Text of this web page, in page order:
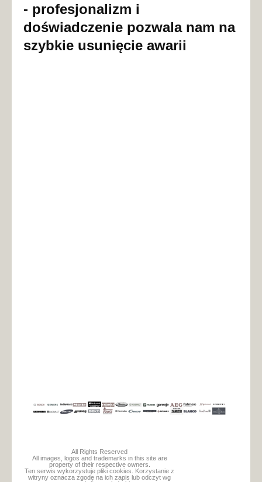
- profesjonalizm i
doświadczenie pozwala nam na
szybkie usunięcie awarii
All Rights Reserved
All images, logos and trademarks in this site are
property of their respective owners.
Ten serwis wykorzystuje pliki cookies. Korzystanie z
witryny oznacza zgodę na ich zapis lub odczyt wg